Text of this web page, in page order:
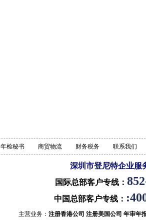
年检秘书 商贸物流 财务税务 联系我们
深圳市登尼特企业服
国际总部客户专线：
中国总部客户专线：
主营业务： 注册香港公司 注册美国公司 年审年